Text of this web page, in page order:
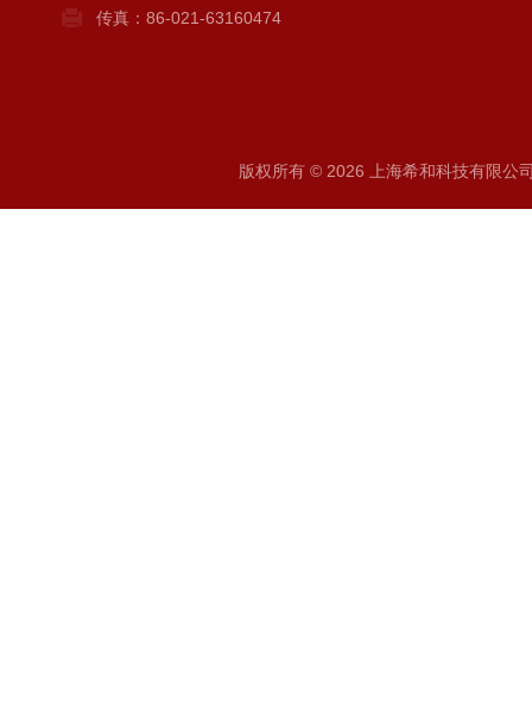
传真：86-021-63160474
版权所有 © 2026 上海希和科技有限公